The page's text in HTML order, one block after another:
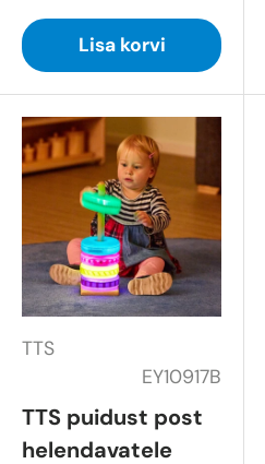
Lisa korvi
TTS
EY10917B
TTS puidust post
helendavatele